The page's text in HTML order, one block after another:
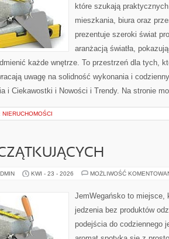
które szukają
mieszkania, biura oraz
prezentuje szeroki świat
aranżacją światła,
każde wnętrze. To przestrzeń dla tych,
uwagę na solidność wykonania i
i Ciekawostki i Nowości i Trendy. Na stronie
NIERUCHOMOŚCI
KWI - 23 - 2026 MOŻLIWOŚĆ
JemWegańsko to miejsce,
jedzenia bez produktów
podejścia do codziennego